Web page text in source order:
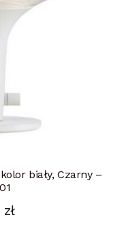
biały, Czarny –
zł